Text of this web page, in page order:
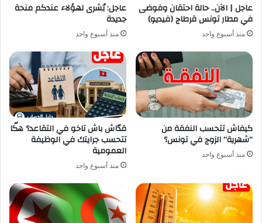
عاجل | الآن.. حالة احتقان وفوضى
في مطار تونس قرطاج (فيديو)
منذ أسبوع واحد
عاجل: بُشرى لهؤلاء عندكم منحة
جديدة
منذ أسبوع واحد
كيفاش تتحسب النفقة من
”شهرية” الزوج في تونس؟
منذ أسبوع واحد
قدّاش باش تاخو في التقاعد؟ هكّا
تتحسب جرايتك في الوظيفة
العمومية
منذ أسبوع واحد